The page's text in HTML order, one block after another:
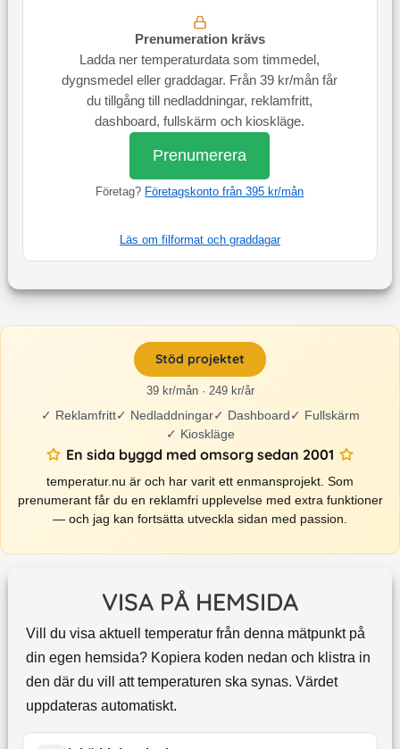
Prenumeration krävs
Ladda ner temperaturdata som timmedel,
dygnsmedel eller graddagar. Från 39 kr/mån får
du tillgång till nedladdningar, reklamfritt,
dashboard, fullskärm och kioskläge.
Prenumerera
Företag? Företagskonto från 395 kr/mån
Läs om filformat och graddagar
Stöd projektet
39 kr/mån · 249 kr/år
✓ Reklamfritt✓ Nedladdningar✓ Dashboard✓ Fullskärm
✓ Kioskläge
En sida byggd med omsorg sedan 2001
temperatur.nu är och har varit ett enmansprojekt. Som
prenumerant får du en reklamfri upplevelse med extra funktioner
— och jag kan fortsätta utveckla sidan med passion.
VISA PÅ HEMSIDA
Vill du visa aktuell temperatur från denna mätpunkt på
din egen hemsida? Kopiera koden nedan och klistra in
den där du vill att temperaturen ska synas. Värdet
uppdateras automatiskt.